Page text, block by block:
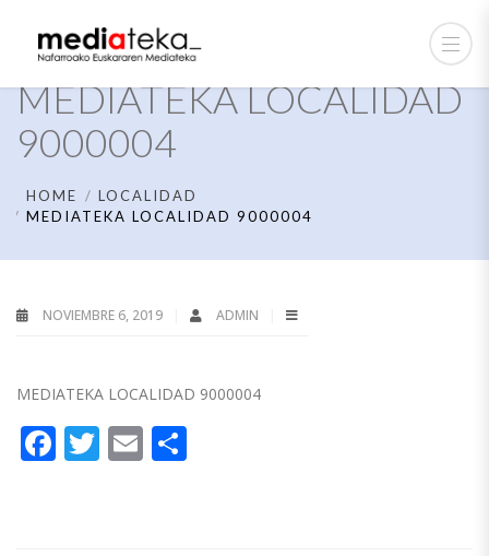
MEDIATEKA LOCALIDAD
9000004
HOME
LOCALIDAD
MEDIATEKA LOCALIDAD 9000004
NOVIEMBRE 6, 2019 ADMIN
MEDIATEKA LOCALIDAD 9000004
Facebook
Twitter
Email